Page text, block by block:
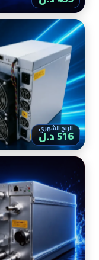
الربح الشهري
516 د.ل